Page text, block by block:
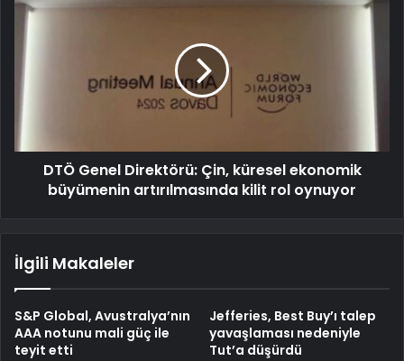
DTÖ Genel Direktörü: Çin, küresel ekonomik
büyümenin artırılmasında kilit rol oynuyor
İlgili Makaleler
S&P Global, Avustralya’nın
AAA notunu mali güç ile
teyit etti
Jefferies, Best Buy’ı talep
yavaşlaması nedeniyle
Tut’a düşürdü